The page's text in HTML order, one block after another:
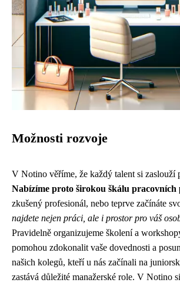
Možnosti rozvoje
V Notino věříme, že každý talent si zaslouží
Nabízíme proto širokou škálu pracovních
zkušený profesionál, nebo teprve začínáte
najdete nejen práci, ale i prostor pro váš
Pravidelně organizujeme školení a
pomohou zdokonalit vaše dovednosti a
našich kolegů, kteří u nás začínali na
zastává důležité manažerské role. V Notino